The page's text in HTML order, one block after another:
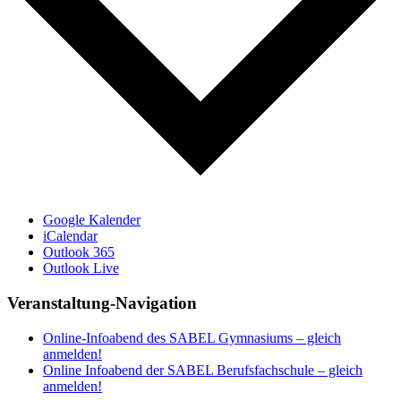
Google Kalender
iCalendar
Outlook 365
Outlook Live
Veranstaltung-Navigation
Online-Infoabend des SABEL Gymnasiums – gleich
anmelden!
Online Infoabend der SABEL Berufsfachschule – gleich
anmelden!